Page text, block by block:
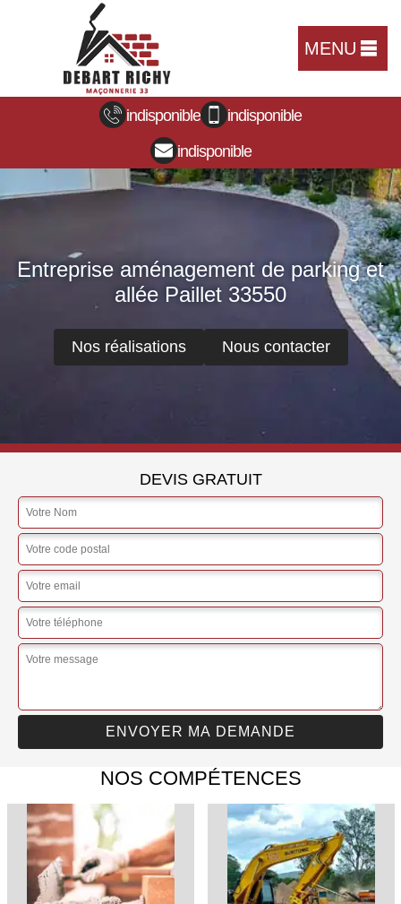
MENU
indisponible
indisponible
indisponible
Entreprise aménagement de parking et
allée Paillet 33550
Nos réalisations Nous contacter
DEVIS GRATUIT
NOS COMPÉTENCES